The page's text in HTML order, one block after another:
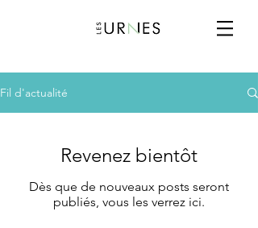
Fil d'actualité
Revenez bientôt
Dès que de nouveaux posts seront
publiés, vous les verrez ici.